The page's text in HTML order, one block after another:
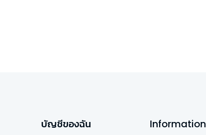
บัญชีของฉัน Information